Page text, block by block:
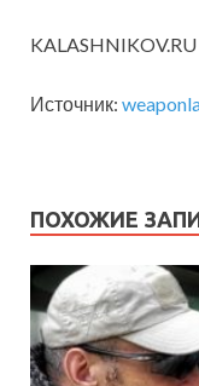
KALASHNIKOV.RU
Источник:
ПОХОЖИЕ